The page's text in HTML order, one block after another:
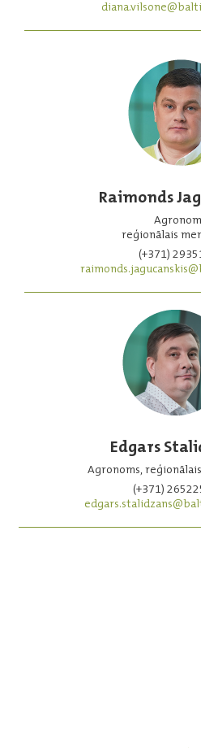
Raimonds
reģionālais
(+371)
Edgars
Agronoms,
(+371)